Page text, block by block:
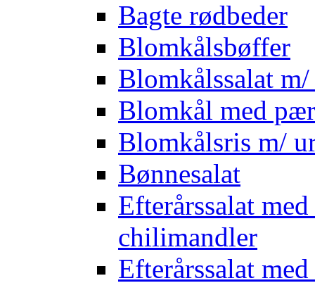
Bagte rødbeder
Blomkålsbøffer
Blomkålssalat
Blomkål med
Blomkålsris m/
Bønnesalat
Efterårssalat
chilimandler
Efterårssalat